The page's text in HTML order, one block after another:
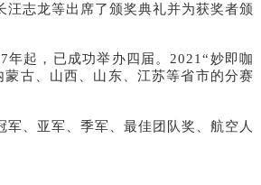
志龙等出席了颁奖典礼并为获奖者颁
起，已成功举办四届。2021“妙即咖
古、山西、山东、江苏等省市的分赛
、亚军、季军、最佳团队奖、航空人